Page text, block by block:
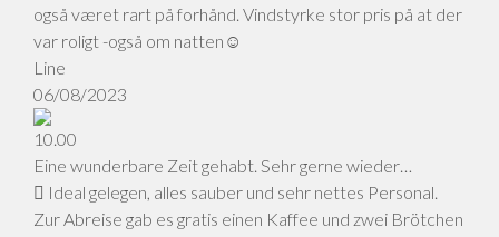
også været rart på forhånd. Vindstyrke stor pris på at der
var roligt -også om natten☺️
Line
06/08/2023
10.00
Eine wunderbare Zeit gehabt. Sehr gerne wieder…
Ideal gelegen, alles sauber und sehr nettes Personal.
Zur Abreise gab es gratis einen Kaffee und zwei Brötchen